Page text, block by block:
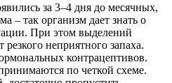
за 3–4 дня до месячных,
– так организм дает знать о
При этом выделений
неприятного запаха.
контрацептивов.
по четкой схеме.